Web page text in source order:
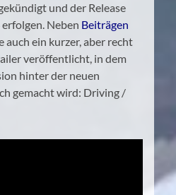
und der Release
Neben Beiträgen
auch ein kurzer, aber recht
veröffentlicht, in dem
hinter der neuen
gemacht wird: Driving /